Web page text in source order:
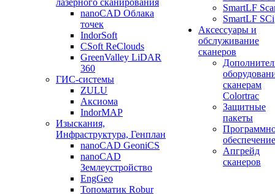
лазерного сканирования
nanoCAD Облака
точек
IndorSoft
CSoft ReClouds
GreenValley LiDAR
360
ГИС-системы
ZULU
Аксиома
IndorMAP
Изыскания,
Инфраструктура, Генплан
nanoCAD GeoniCS
nanoCAD
Землеустройство
EngGeo
Топоматик Robur
SmartLF
SmartLF SCi
Аксессуары и
обслуживание
сканеров
сканерам
Colortrac
Защитные
пакеты
обеспечение
Апгрейд
сканеров